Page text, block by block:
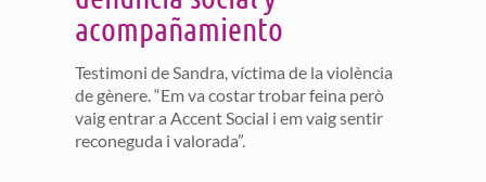
acompañamiento
Testimoni de Sandra, víctima de la violència
de gènere. “Em va costar trobar feina però
vaig entrar a Accent Social i em vaig sentir
reconeguda i valorada”.